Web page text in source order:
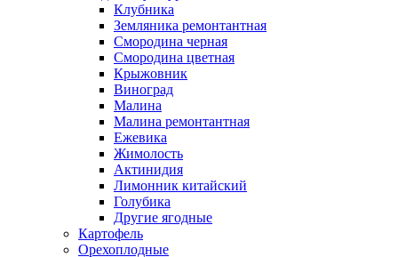
Клубника
Земляника ремонтантная
Смородина черная
Смородина цветная
Крыжовник
Виноград
Малина
Малина ремонтантная
Ежевика
Жимолость
Актинидия
Лимонник китайский
Голубика
Другие ягодные
Картофель
Орехоплодные